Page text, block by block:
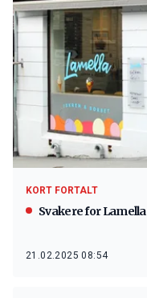
KORT FORTALT
Svakere for Lamella
21.02.2025 08:54